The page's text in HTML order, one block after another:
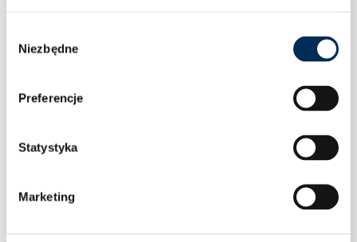
zgody
Niezbędne
Preferencje
Statystyka
Marketing